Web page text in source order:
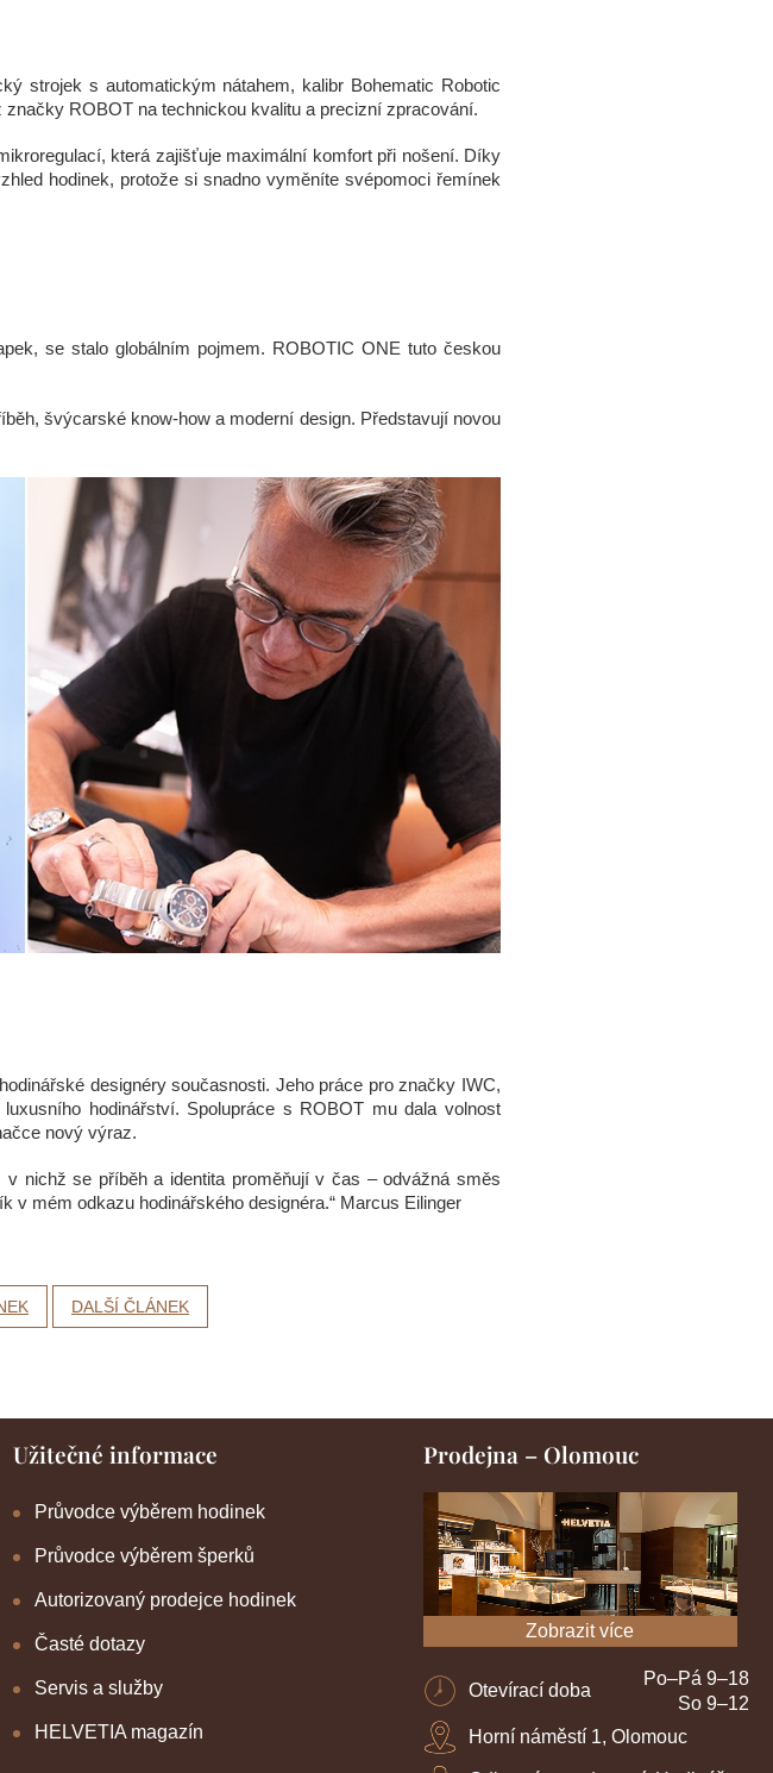
strojek s automatickým nátahem, kalibr Bohematic Robotic
ROBOT na technickou kvalitu a precizní zpracování.
která zajišťuje maximální komfort při nošení. Díky
hodinek, protože si snadno vyměníte svépomoci řemínek
se stalo globálním pojmem. ROBOTIC ONE tuto českou
švýcarské know-how a moderní design. Představují novou
designéry současnosti. Jeho práce pro značky IWC,
hodinářství. Spolupráce s ROBOT mu dala volnost
nový výraz.
nichž se příběh a identita proměňují v čas – odvážná směs
v mém odkazu hodinářského designéra.“ Marcus Eilinger
DALŠÍ ČLÁNEK
Užitečné informace
Průvodce výběrem hodinek
Průvodce výběrem šperků
Autorizovaný prodejce hodinek
Časté dotazy
Servis a služby
HELVETIA magazín
Prodejna – Olomouc
Zobrazit více
Otevírací doba
Po–Pá 9–18
So 9–12
Horní náměstí 1, Olomouc